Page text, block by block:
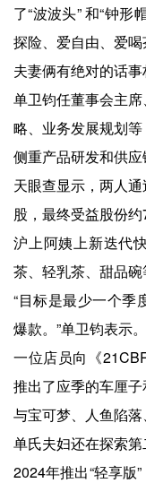
了“波波头” 和“钟
探险、爱自由、爱喝
夫妻俩有绝对的话事
单卫钧任董事会主
略、业务发展规划
侧重产品研发和供应
天眼查显示，两人
股，最终受益股份约
沪上阿姨上新迭代
茶、轻乳茶、甜品碗
“目标是最少一个季
爆款。”单卫钧表示。
一位店员向《
推出了应季的车厘
与宝可梦、人鱼陷落
单氏夫妇还在探索第
2024年推出“轻享版